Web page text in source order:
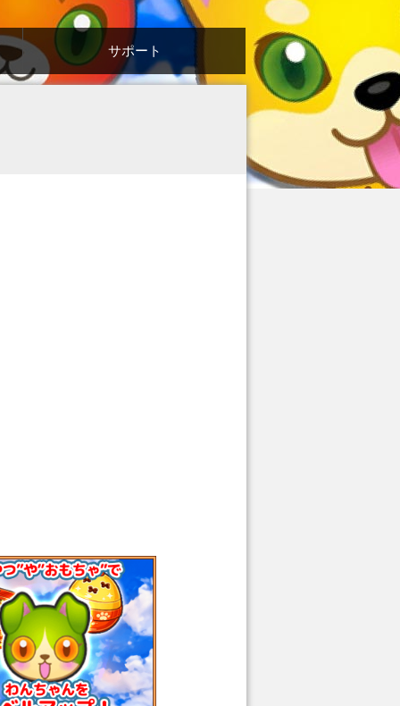
サポート